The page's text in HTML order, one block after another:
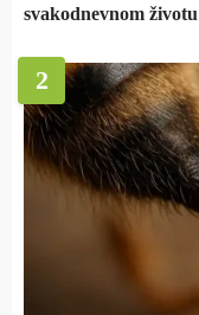
svakodnevnom životu
2